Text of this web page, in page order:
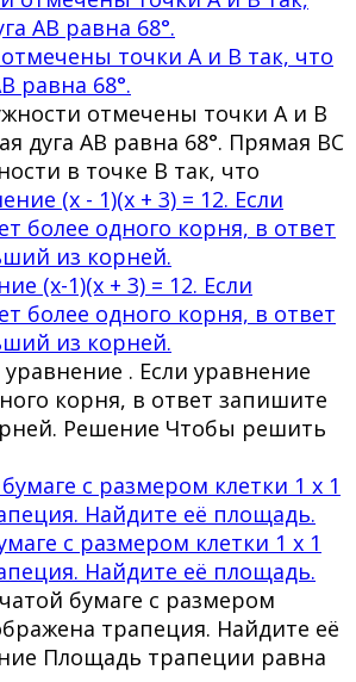
точки A и B так, что
равна 68°.
отмечены точки A и B
дуга AB равна 68°. Прямая BC
в точке B так, что
(x-1)(x + 3) = 12. Если
более одного корня, в ответ
из корней.
. Если уравнение
корня, в ответ запишите
Решение Чтобы решить
с размером клетки 1 х 1
Найдите её площадь.
бумаге с размером
трапеция. Найдите её
Площадь трапеции равна